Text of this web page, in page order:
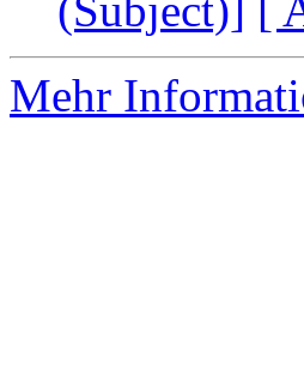
(Subject)]
[
Mehr